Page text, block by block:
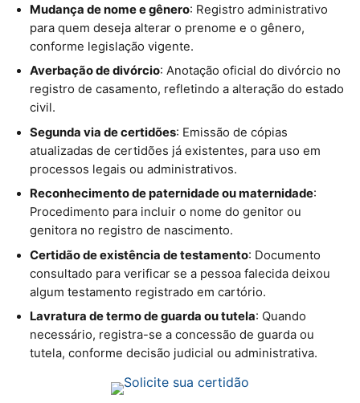
Mudança de nome e gênero: Registro administrativo
para quem deseja alterar o prenome e o gênero,
conforme legislação vigente.
Averbação de divórcio: Anotação oficial do divórcio no
registro de casamento, refletindo a alteração do estado
civil.
Segunda via de certidões: Emissão de cópias
atualizadas de certidões já existentes, para uso em
processos legais ou administrativos.
Reconhecimento de paternidade ou maternidade:
Procedimento para incluir o nome do genitor ou
genitora no registro de nascimento.
Certidão de existência de testamento: Documento
consultado para verificar se a pessoa falecida deixou
algum testamento registrado em cartório.
Lavratura de termo de guarda ou tutela: Quando
necessário, registra-se a concessão de guarda ou
tutela, conforme decisão judicial ou administrativa.